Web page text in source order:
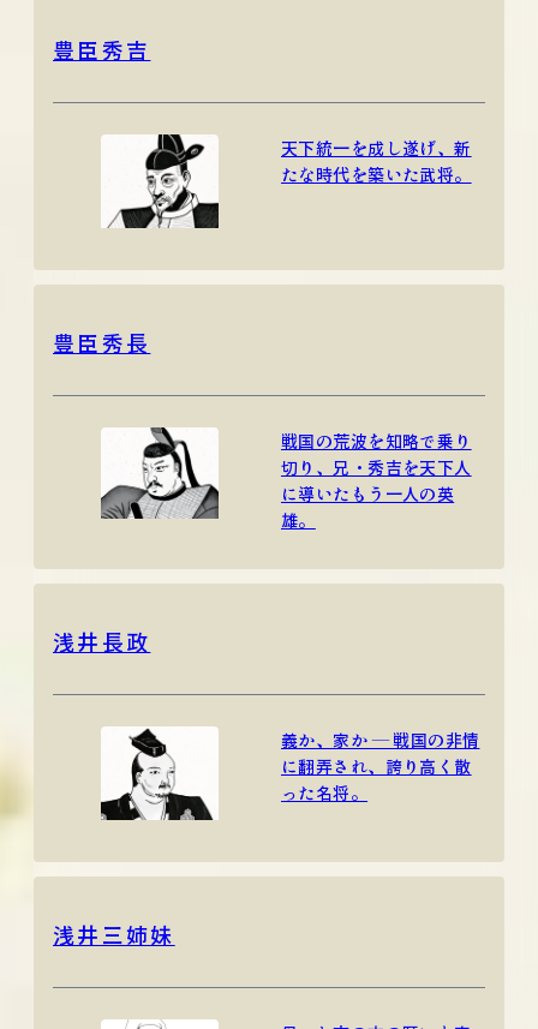
豊臣秀吉
天下統一を成し遂げ、新
たな時代を築いた武将。
豊臣秀長
戦国の荒波を知略で乗り
切り、兄・秀吉を天下人
に導いたもう一人の英
雄。
浅井長政
義か、家か ― 戦国の非情
に翻弄され、誇り高く散
った名将。
浅井三姉妹